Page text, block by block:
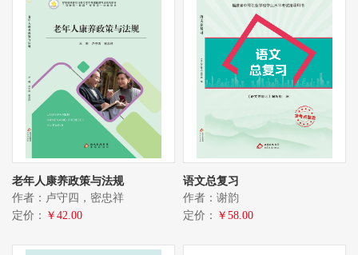
老年人康养政策与法规
作者：卢守四，密忠祥
定价： ￥42.00
语文总复习
作者：谢韵
定价： ￥58.00